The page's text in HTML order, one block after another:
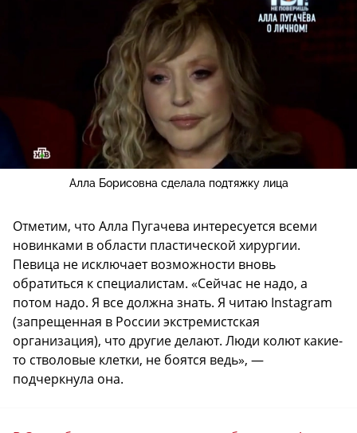
Алла Борисовна сделала подтяжку лица
Отметим, что Алла Пугачева интересуется всеми
новинками в области пластической хирургии.
Певица не исключает возможности вновь
обратиться к специалистам. «Сейчас не надо, а
потом надо. Я все должна знать. Я читаю Instagram
(запрещенная в России экстремистская
организация), что другие делают. Люди колют какие-
то стволовые клетки, не боятся ведь», —
подчеркнула она.